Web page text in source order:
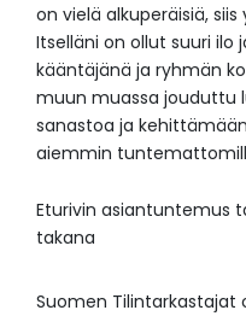
on vielä alkuperäisiä,
Itselläni on ollut suuri ilo
kääntäjänä ja ryhmän
muun muassa jouduttu
sanastoa ja
aiemmin
Eturivin asiantuntemus
takana
Suomen Tilintarkastajat